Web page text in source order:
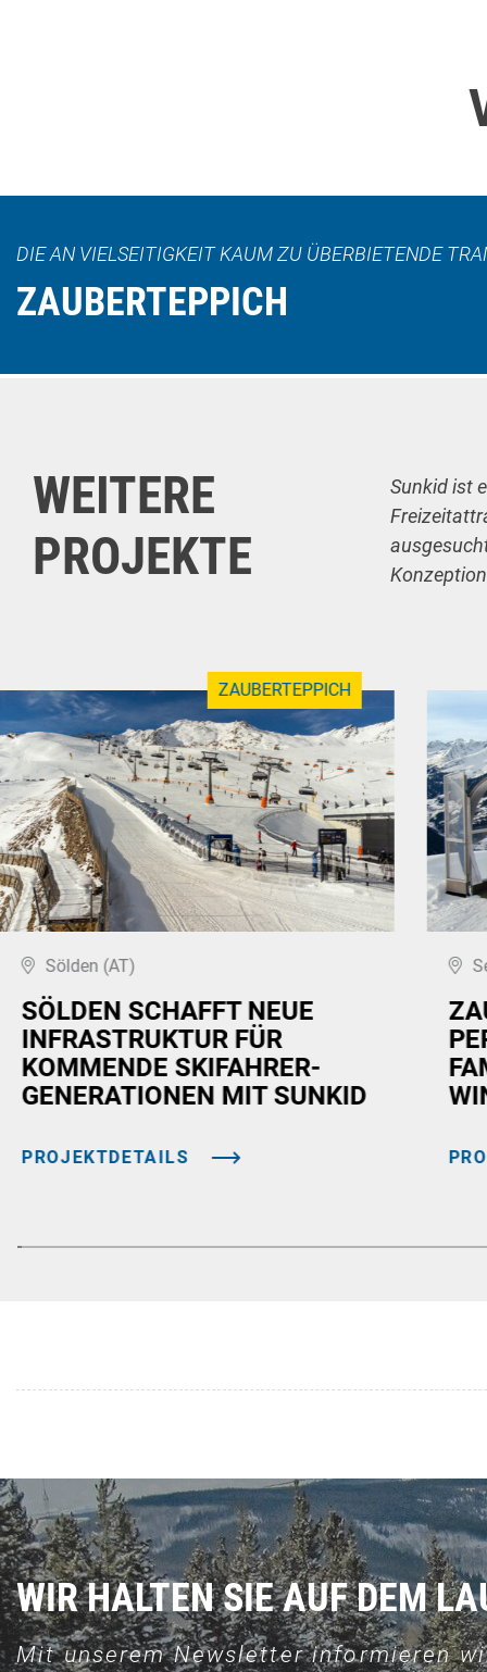
DIE AN VIELSEITIGKEIT KAUM ZU ÜBERBIETENDE
ZAUBERTEPPICH
WEITERE
PROJEKTE
Sunkid ist
ZAUBERTEPPICH
Sölden (AT)
SÖLDEN SCHAFFT NEUE
INFRASTRUKTUR FÜR
KOMMENDE SKIFAHRER-
GENERATIONEN MIT SUNKID
PROJEKTDETAILS
WIR HALTEN SIE AUF DEM
Mit unserem Newsletter informieren